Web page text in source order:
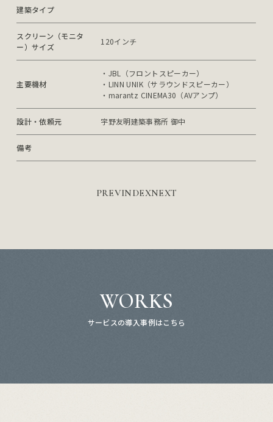
建築タイプ
スクリーン（モニタ
ー）サイズ
120インチ
主要機材
・JBL（フロントスピーカー）
・LINN UNIK（サラウンドスピーカー）
・marantz CINEMA30（AVアンプ）
設計・依頼元 宇野友明建築事務所 御中
備考
PREVINDEXNEXT
WORKS
サービスの導入事例はこちら